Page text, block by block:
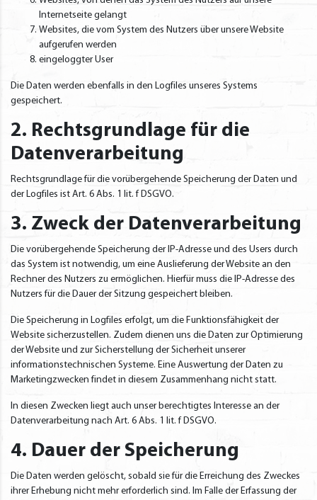
Internetseite gelangt
Websites, die vom System des Nutzers über unsere Website
aufgerufen werden
eingeloggter User
Die Daten werden ebenfalls in den Logfiles unseres Systems
gespeichert.
2. Rechtsgrundlage für die
Datenverarbeitung
Rechtsgrundlage für die vorübergehende Speicherung der Daten und
der Logfiles ist Art. 6 Abs. 1 lit. f DSGVO.
3. Zweck der Datenverarbeitung
Die vorübergehende Speicherung der IP-Adresse und des Users durch
das System ist notwendig, um eine Auslieferung der Website an den
Rechner des Nutzers zu ermöglichen. Hierfür muss die IP-Adresse des
Nutzers für die Dauer der Sitzung gespeichert bleiben.
Die Speicherung in Logfiles erfolgt, um die Funktionsfähigkeit der
Website sicherzustellen. Zudem dienen uns die Daten zur Optimierung
der Website und zur Sicherstellung der Sicherheit unserer
informationstechnischen Systeme. Eine Auswertung der Daten zu
Marketingzwecken findet in diesem Zusammenhang nicht statt.
In diesen Zwecken liegt auch unser berechtigtes Interesse an der
Datenverarbeitung nach Art. 6 Abs. 1 lit. f DSGVO.
4. Dauer der Speicherung
Die Daten werden gelöscht, sobald sie für die Erreichung des Zweckes
ihrer Erhebung nicht mehr erforderlich sind. Im Falle der Erfassung der